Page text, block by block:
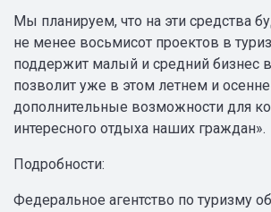
Мы планируем, что на эти средства
не менее восьмисот проектов в
поддержит малый и средний бизнес
позволит уже в этом летнем и
дополнительные возможности для
интересного отдыха наших граждан».
Подробности:
Федеральное агентство по туризму